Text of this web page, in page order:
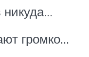
никуда…
громко…